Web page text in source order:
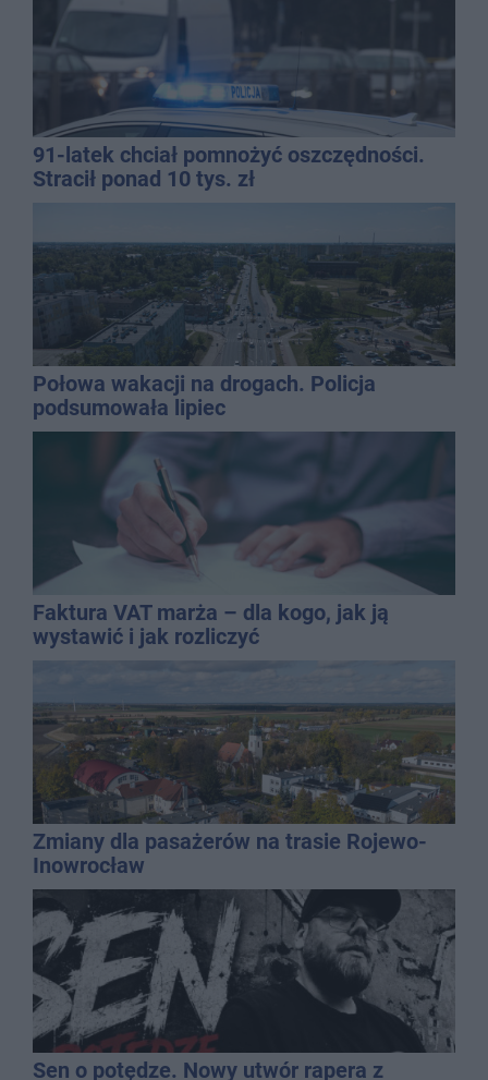
91-latek chciał pomnożyć oszczędności.
Stracił ponad 10 tys. zł
Połowa wakacji na drogach. Policja
podsumowała lipiec
Faktura VAT marża – dla kogo, jak ją
wystawić i jak rozliczyć
Zmiany dla pasażerów na trasie Rojewo-
Inowrocław
Sen o potędze. Nowy utwór rapera z